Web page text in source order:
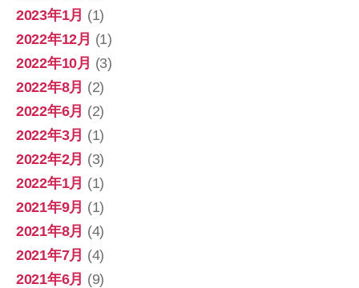
2023年1月 (1)
2022年12月 (1)
2022年10月 (3)
2022年8月 (2)
2022年6月 (2)
2022年3月 (1)
2022年2月 (3)
2022年1月 (1)
2021年9月 (1)
2021年8月 (4)
2021年7月 (4)
2021年6月 (9)